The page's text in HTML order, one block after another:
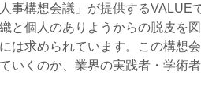
事構想会議」が提供するVALUE
と個人のありようからの脱皮を
は求められています。この構想
いくのか、業界の実践者・学術